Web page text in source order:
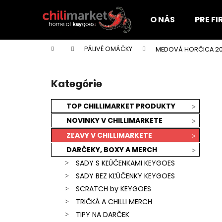
O NÁS PRE
Domov PÁLIVÉ OMÁČKY MEDOVÁ HORČICA
Preskočiť
kategórie
Kategórie
TOP CHILLIMARKET PRODUKTY
NOVINKY V CHILLIMARKETE
ZĽAVY V CHILLIMARKETE
DARČEKY, BOXY A MERCH
SADY S KĽÚČENKAMI KEYGOES
SADY BEZ KĽÚČENKY KEYGOES
SCRATCH by KEYGOES
TRIČKÁ A CHILLI MERCH
TIPY NA DARČEK
í
Späť
do
Späť
do
KEYGOES:CHILI ULTRA PÁLIVÉ (MORUGA